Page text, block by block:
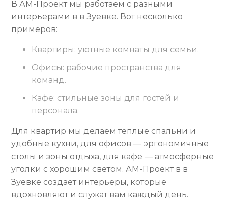
В АМ-Проект мы работаем с разными
интерьерами в в Зуевке. Вот несколько
примеров:
Квартиры: уютные комнаты для семьи.
Офисы: рабочие пространства для
команд.
Кафе: стильные зоны для гостей и
персонала.
Для квартир мы делаем тёплые спальни и
удобные кухни, для офисов — эргономичные
столы и зоны отдыха, для кафе — атмосферные
уголки с хорошим светом. АМ-Проект в в
Зуевке создаёт интерьеры, которые
вдохновляют и служат вам каждый день.